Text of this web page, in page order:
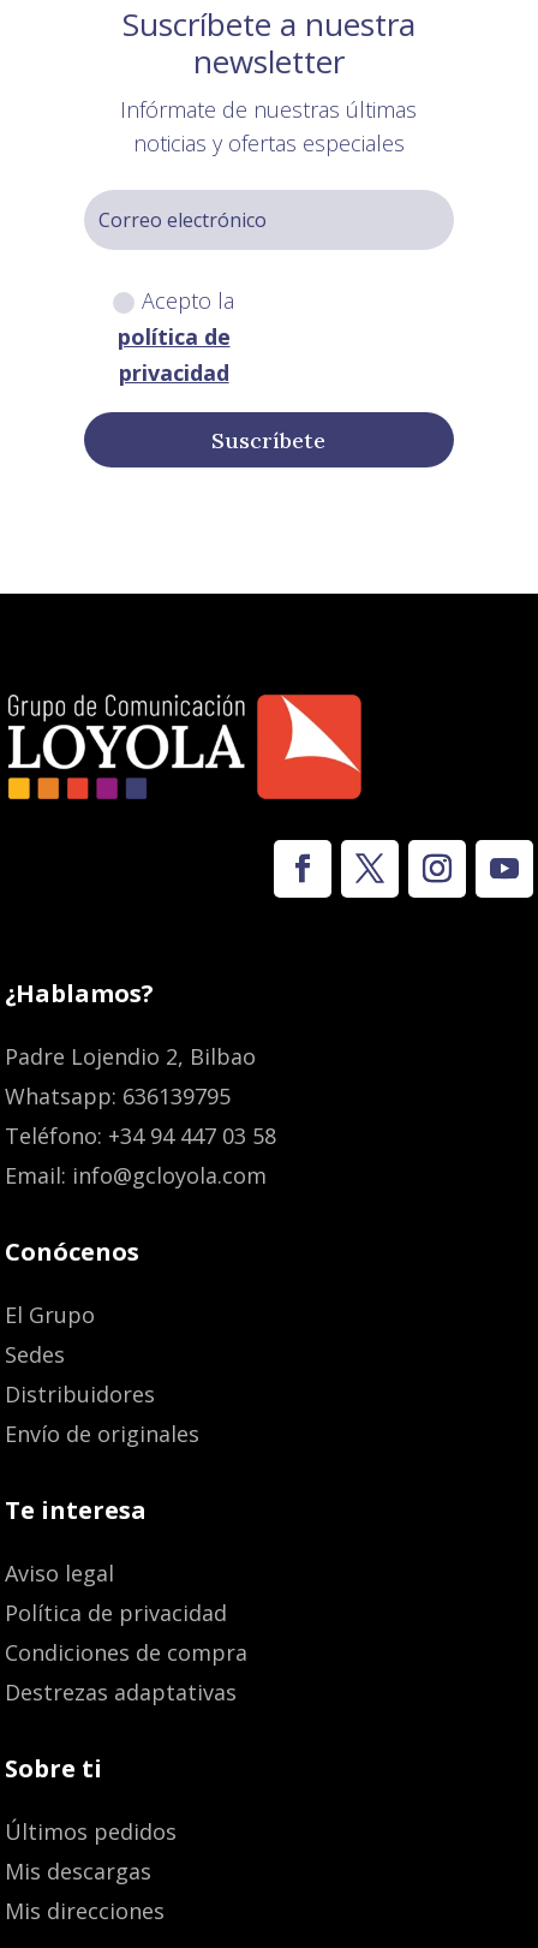
Suscríbete a nuestra
newsletter
Infórmate de nuestras últimas
noticias y ofertas especiales
Acepto la
política de
privacidad
Suscríbete
¿Hablamos?
Padre Lojendio 2, Bilbao
Whatsapp: 636139795
Teléfono: +34 94 447 03 58
Email: info@gcloyola.com
Conócenos
El Grupo
Sedes
Distribuidores
Envío de originales
Te interesa
Aviso legal
Política de privacidad
Condiciones de compra
Destrezas adaptativas
Sobre ti
Últimos pedidos
Mis descargas
Mis direcciones